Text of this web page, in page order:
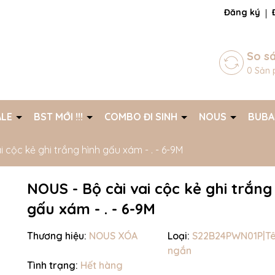
chờ đợi bạn Đăng ký
So
0 Sản
BST MỚI !!! COMBO ĐI SINH NOUS
cộc kẻ ghi trắng hình gấu xám - . - 6-9M
NOUS - Bộ cài vai cộc kẻ ghi
gấu xám - . - 6-9M
Thương hiệu: NOUS XÓA Loại:
ngắn
Tình trạng: Hết hàng